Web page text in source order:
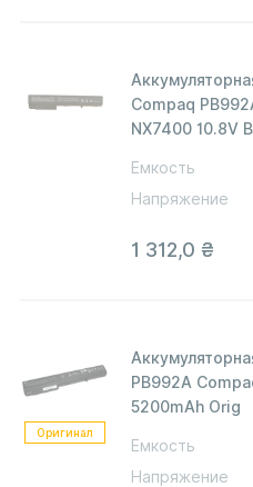
Compaq
NX7400 10.8V
Емкость
Напряжение
1 312,0 ₴
Оригинал
PB992A
5200mAh Orig
Емкость
Напряжение